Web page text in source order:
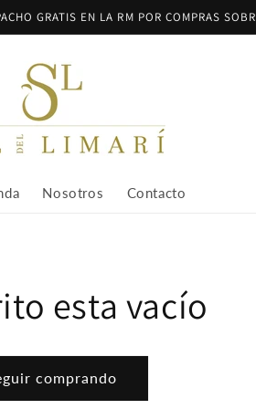
GRATIS EN LA RM POR COMPRAS
Nosotros Contacto
esta vacío
comprando